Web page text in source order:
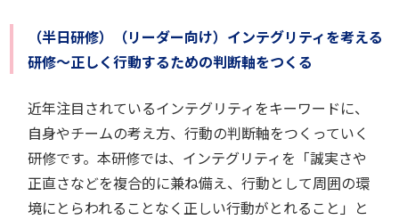
（半日研修）（リーダー向け）インテグリティを考える
研修～正しく行動するための判断軸をつくる
近年注目されているインテグリティをキーワードに、
自身やチームの考え方、行動の判断軸をつくっていく
研修です。本研修では、インテグリティを「誠実さや
正直さなどを複合的に兼ね備え、行動として周囲の環
境にとらわれることなく正しい行動がとれること」と